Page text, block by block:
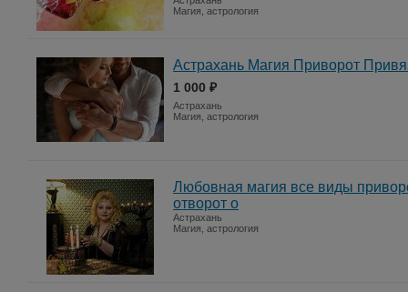
Магия, астрология
Астрахань Магия Приворот
1 000 ₽
Астрахань
Магия, астрология
Любовная магия все виды
отворот о
Астрахань
Магия, астрология